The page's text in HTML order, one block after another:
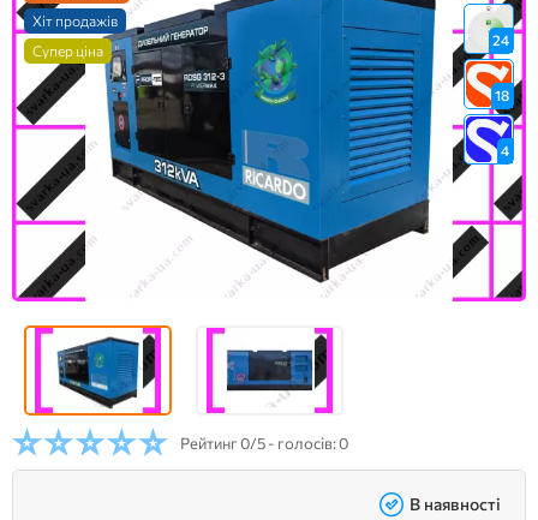
Хіт продажів
Супер ціна
24
18
4
Рейтинг0/5 - голосів: 0
В наявності